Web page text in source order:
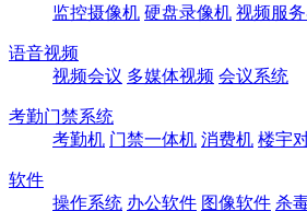
监控摄像机 硬盘录像机 视频服
语音视频
视频会议 多媒体视频 会议系统
考勤门禁系统
考勤机 门禁一体机 消费机 楼宇
软件
操作系统 办公软件 图像软件 杀